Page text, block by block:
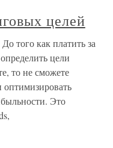
целей
того как платить за
цели
то не сможете
Это